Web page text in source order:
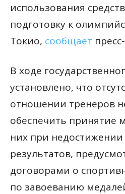
использования
подготовку к
Токио, сообщает
В ходе
установлено, что
отношении тренеров
обеспечить принятие
них при недостижении
результатов,
договорами о
по завоеванию